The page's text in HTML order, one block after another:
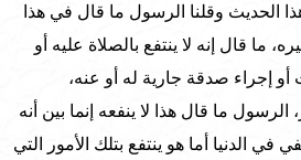
الحديث وقلنا الرسول ما قال في هذا
ما قال إنه لا ينتفع بالصلاة عليه أو
أو إجراء صدقة جارية له أو عنه،
الرسول ما قال هذا لا ينفعه إنما بين أنه
في الدنيا أما هو ينتفع بتلك الأمور التي